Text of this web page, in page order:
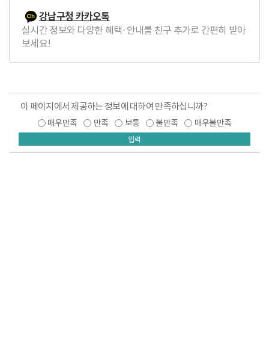
강남구청 카카오톡
실시간 정보와 다양한 혜택·안내를 친구 추가로 간편히 받아
보세요!
이 페이지에서 제공하는 정보에 대하여 만족하십니까?
매우만족 만족 보통 불만족 매우불만족
입력